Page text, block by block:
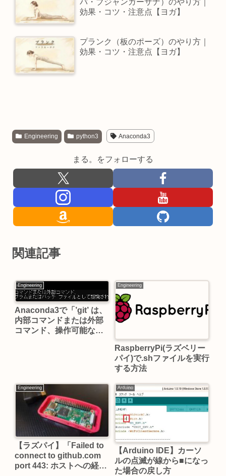
バ・ブジャンガーサナ）のやり方｜
効果・コツ・注意点【ヨガ】
プランク（板のポーズ）のやり方｜
効果・コツ・注意点【ヨガ】
Engineering python3 Anaconda3
まる。をフォローする
関連記事
Engineering
Anaconda3で「’git’ は、
内部コマンドまたは外部
コマンド、操作可能なプ
Engineering
RaspberryPi(ラズベリー
パイ)で.shファイルを実行
する方法
Engineering
【ラズパイ】「Failed to
connect to github.com
port 443: ホストへの経路
Arduino
【Arduino IDE】カーソ
ルの点滅が線から■になっ
た場合の戻し方